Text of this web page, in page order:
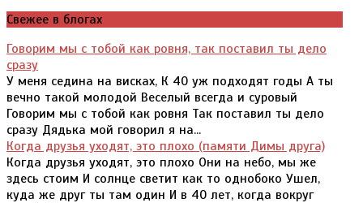
Свежее в блогах
Говорим мы с тобой как ровня, так поставил ты дело
сразу
У меня седина на висках, К 40 уж подходят годы А ты
вечно такой молодой Веселый всегда и суровый
Говорим мы с тобой как ровня Так поставил ты дело
сразу Дядька мой говорил я на...
Когда друзья уходят, это плохо (памяти Димы друга)
Когда друзья уходят, это плохо Они на небо, мы же
здесь стоим И солнце светит как то однобоко Ушел,
куда же друг ты там один И в 40 лет, когда вокруг